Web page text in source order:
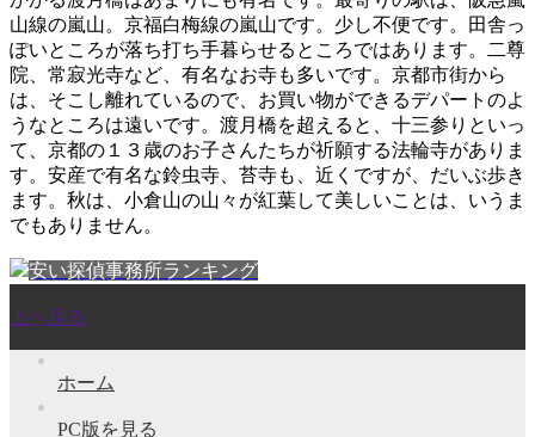
山線の嵐山。京福白梅線の嵐山です。少し不便です。田舎っ
ぽいところが落ち打ち手暮らせるところではあります。二尊
院、常寂光寺など、有名なお寺も多いです。京都市街から
は、そこし離れているので、お買い物ができるデパートのよ
うなところは遠いです。渡月橋を超えると、十三参りといっ
て、京都の１３歳のお子さんたちが祈願する法輪寺がありま
す。安産で有名な鈴虫寺、苔寺も、近くですが、だいぶ歩き
ます。秋は、小倉山の山々が紅葉して美しいことは、いうま
でもありません。
安い探偵事務所ランキング
上へ戻る
ホーム
PC版を見る